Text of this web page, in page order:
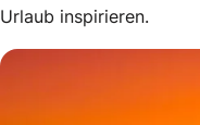
Urlaub inspirieren.